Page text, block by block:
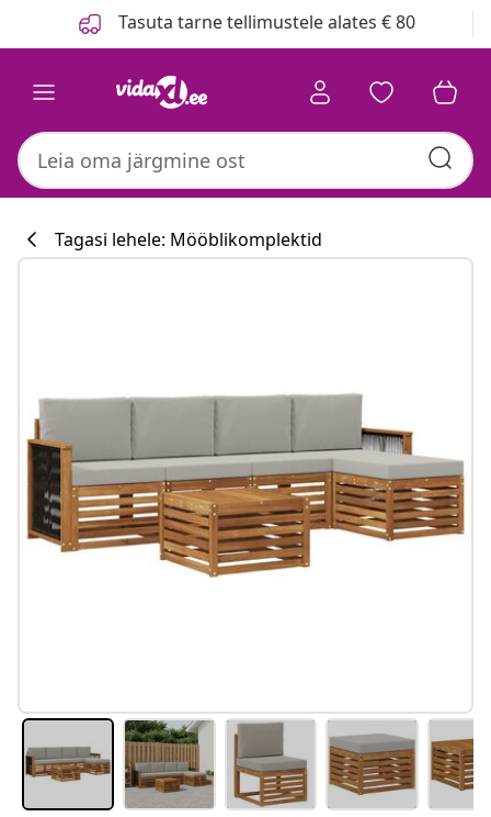
Tasuta tarne tellimustele alates € 80
Tagasi lehele: Mööblikomplektid